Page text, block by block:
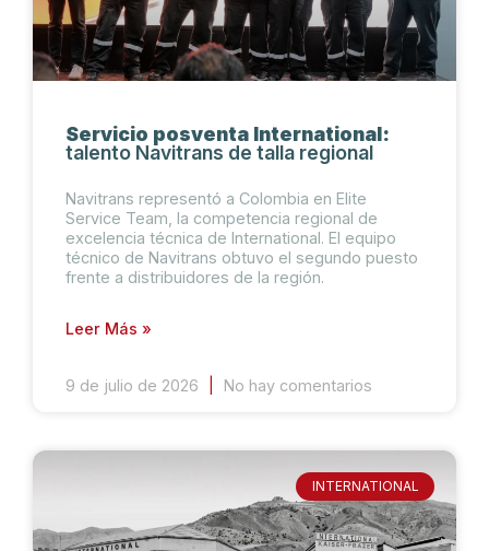
Servicio posventa International:
talento Navitrans de talla regional
Navitrans representó a Colombia en Elite
Service Team, la competencia regional de
excelencia técnica de International. El equipo
técnico de Navitrans obtuvo el segundo puesto
frente a distribuidores de la región.
Leer Más »
9 de julio de 2026 No hay comentarios
INTERNATIONAL